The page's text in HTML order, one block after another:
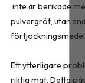
inte är berikade
pulvergröt, utan
Ett ytterligare
riktig mat. Detta